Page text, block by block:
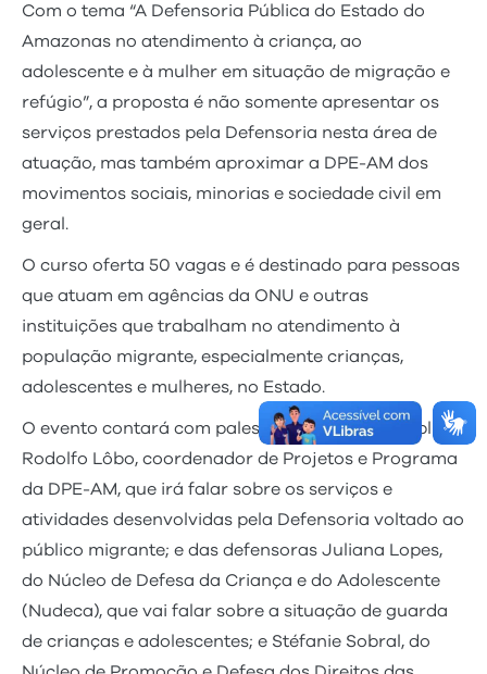
Com o tema “A Defensoria Pública do Estado do
Amazonas no atendimento à criança, ao
adolescente e à mulher em situação de migração e
refúgio”, a proposta é não somente apresentar os
serviços prestados pela Defensoria nesta área de
atuação, mas também aproximar a DPE-AM dos
movimentos sociais, minorias e sociedade civil em
geral.
O curso oferta 50 vagas e é destinado para pessoas
que atuam em agências da ONU e outras
instituições que trabalham no atendimento à
população migrante, especialmente crianças,
adolescentes e mulheres, no Estado.
O evento contará com palestra do defensor público
Rodolfo Lôbo, coordenador de Projetos e Programa
da DPE-AM, que irá falar sobre os serviços e
atividades desenvolvidas pela Defensoria voltado ao
público migrante; e das defensoras Juliana Lopes,
do Núcleo de Defesa da Criança e do Adolescente
(Nudeca), que vai falar sobre a situação de guarda
de crianças e adolescentes; e Stéfanie Sobral, do